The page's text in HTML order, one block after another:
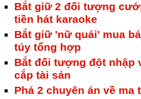
Bắt giữ 2 đối tượng
tiền hát karaoke
Bắt giữ 'nữ quái' mua
túy tổng hợp
Bắt đối tượng đột nhập
cắp tài sản
Phá 2 chuyên án về ma